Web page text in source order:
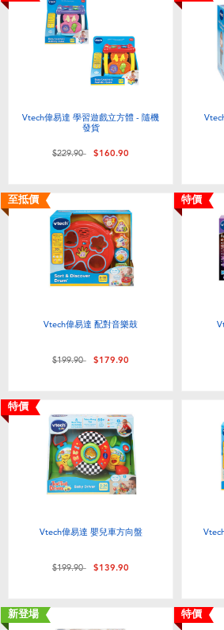
Vtech偉易達 學習遊戲立方體 - 隨機
發貨
價格從
$229.90至$160.90
至抵價
Vtech偉易達 配對音樂鼓
價格從
$199.90至$179.90
特價
特價
Vtech偉易達 嬰兒車方向盤
價格從
$199.90至$139.90
新登場
特價